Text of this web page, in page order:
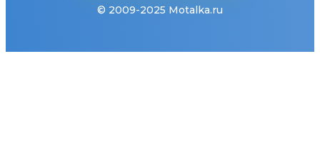
© 2009-2025 Motalka.ru